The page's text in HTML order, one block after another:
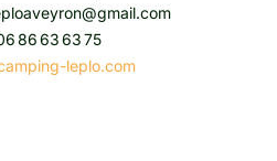
86 63 63 75
leplo.com